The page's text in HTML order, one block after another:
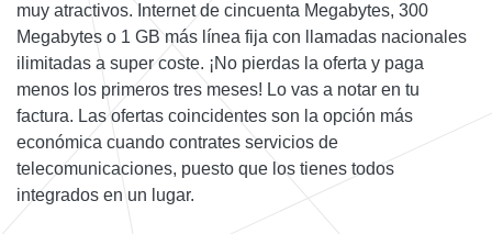
muy atractivos. Internet de cincuenta Megabytes, 300
Megabytes o 1 GB más línea fija con llamadas nacionales
ilimitadas a super coste. ¡No pierdas la oferta y paga
menos los primeros tres meses! Lo vas a notar en tu
factura. Las ofertas coincidentes son la opción más
económica cuando contrates servicios de
telecomunicaciones, puesto que los tienes todos
integrados en un lugar.